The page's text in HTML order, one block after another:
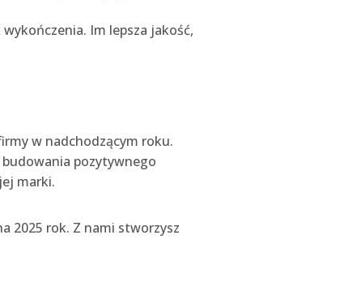
Im lepsza jakość,
w nadchodzącym roku.
pozytywnego
marki.
2025 rok. Z nami stworzysz